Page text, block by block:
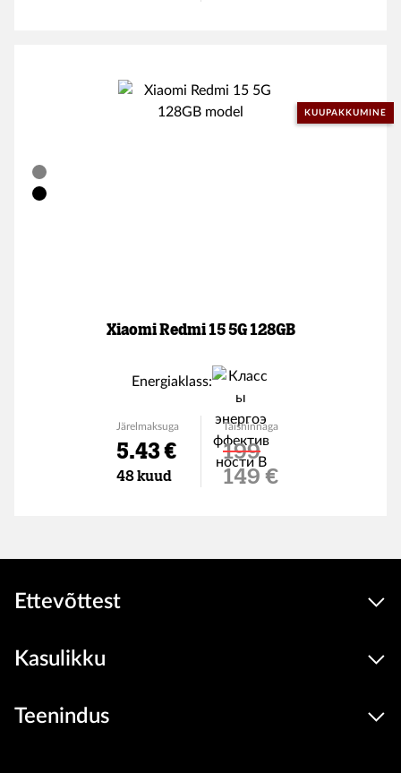
KUUPAKKUMINE
Xiaomi Redmi 15 5G 128GB
Energiaklass:
Järelmaksuga
5.43 €
48 kuud
Täishinnaga
199
Soodushind
149 €
Ettevõttest
Kasulikku
Teenindus